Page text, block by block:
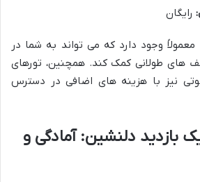
رایگان
معمولاً وجود دارد که می تواند به شما در
های طولانی کمک کند. همچنین، تورهای
نیز با هزینه های اضافی در دسترس
بازدید دلنشین: آمادگی و